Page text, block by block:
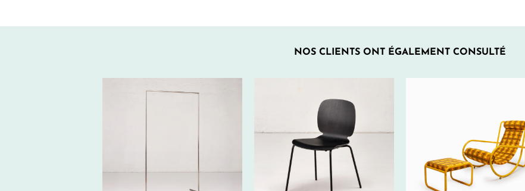
NOS CLIENTS ONT ÉGALEMENT CONSULTÉ
45€ HT/SEM.
150€ HT/SEM.